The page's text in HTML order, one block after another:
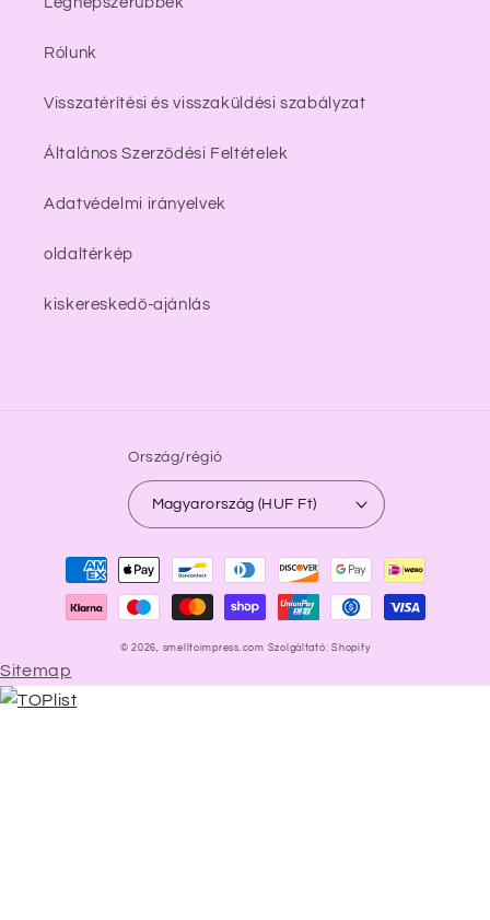
Rólunk
Visszatérítési és visszaküldési szabályzat
Általános Szerződési Feltételek
Adatvédelmi irányelvek
oldaltérkép
kiskereskedő-ajánlás
Ország/régió
Magyarország (HUF Ft)
Fizetési
módok
© 2026, smelltoimpress.com Szolgáltató: Shopify
Sitemap